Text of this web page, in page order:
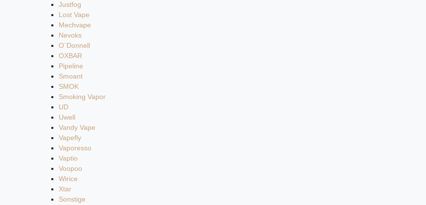
Justfog
Lost Vape
Mechvape
Nevoks
O`Donnell
OXBAR
Pipeline
Smoant
SMOK
Smoking Vapor
UD
Uwell
Vandy Vape
Vapefly
Vaporesso
Vaptio
Voopoo
Wirice
Xtar
Sonstige